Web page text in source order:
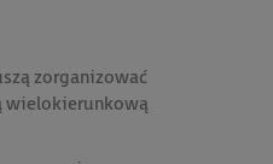
zorganizować
wielokierunkową